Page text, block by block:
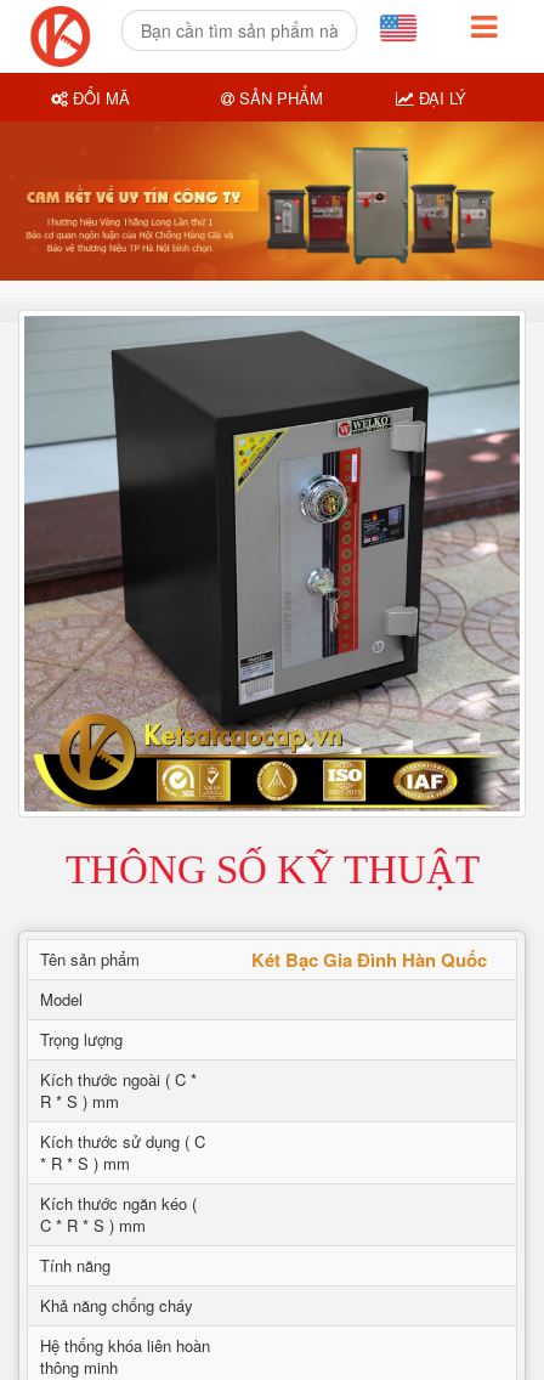
THÔNG SỐ KỸ THUẬT
Tên sản phẩm Két Bạc Gia Đình Hàn Quốc
Model
Trọng lượng
Kích thước ngoài ( C *
R * S ) mm
Kích thước sử dụng ( C
* R * S ) mm
Kích thước ngăn kéo (
C * R * S ) mm
Tính năng
Khả năng chống cháy
Hệ thống khóa liên hoàn
thông minh
ĐỔI MÃ SẢN PHẨM ĐẠI LÝ